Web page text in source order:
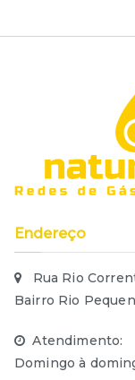
Endereço
Rua Rio
Bairro Rio
Atendimento:
Domingo à